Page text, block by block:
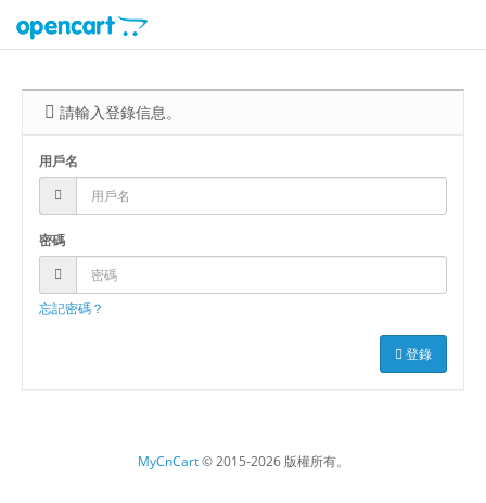
請輸入登錄信息。
用戶名
密碼
忘記密碼？
登錄
MyCnCart© 2015-2026 版權所有。